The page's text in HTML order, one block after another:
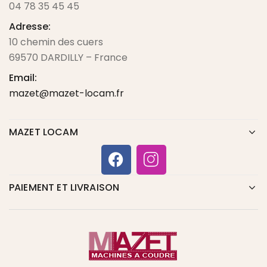
04 78 35 45 45
Adresse:
10 chemin des cuers
69570 DARDILLY – France
Email:
mazet@mazet-locam.fr
MAZET LOCAM
PAIEMENT ET LIVRAISON